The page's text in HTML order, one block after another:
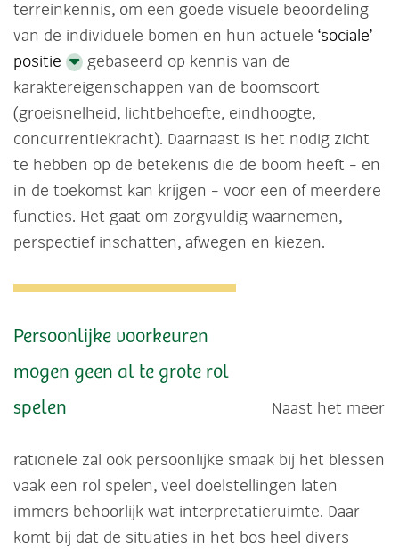
terreinkennis, om een goede visuele beoordeling
van de individuele bomen en hun actuele ‘sociale’
positie
gebaseerd op kennis van de
karaktereigenschappen van de boomsoort
(groeisnelheid, lichtbehoefte, eindhoogte,
concurrentiekracht). Daarnaast is het nodig zicht
te hebben op de betekenis die de boom heeft – en
in de toekomst kan krijgen – voor een of meerdere
functies. Het gaat om zorgvuldig waarnemen,
perspectief inschatten, afwegen en kiezen.
Persoonlijke voorkeuren
mogen geen al te grote rol
spelen
Naast het meer
rationele zal ook persoonlijke smaak bij het blessen
vaak een rol spelen, veel doelstellingen laten
immers behoorlijk wat interpretatieruimte. Daar
komt bij dat de situaties in het bos heel divers